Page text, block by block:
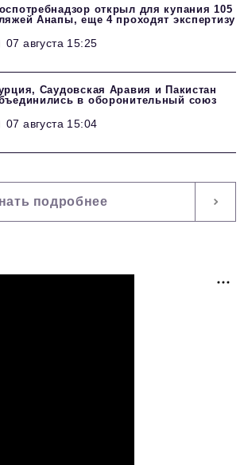
открыл для купания 105
Анапы, еще 4 проходят экспертизу
07 августа 15:25
Саудовская Аравия и Пакистан
в оборонительный союз
07 августа 15:04
подробнее